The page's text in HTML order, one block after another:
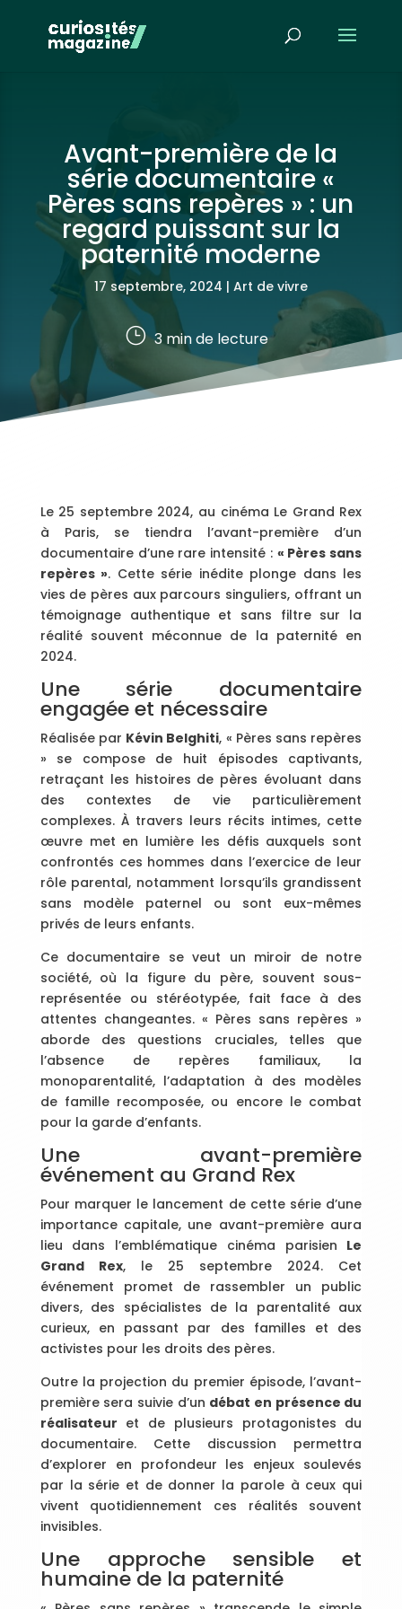
Avant-première de la
série documentaire «
Pères sans repères » : un
regard puissant sur la
paternité moderne
17 septembre, 2024 | Art de vivre
} 3min de lecture
Le 25 septembre 2024, au cinéma Le Grand Rex
à Paris, se tiendra l’avant-première d’un
documentaire d’une rare intensité : « Pères sans
repères ». Cette série inédite plonge dans les
vies de pères aux parcours singuliers, offrant un
témoignage authentique et sans filtre sur la
réalité souvent méconnue de la paternité en
2024.
Une série documentaire
engagée et nécessaire
Réalisée par Kévin Belghiti, « Pères sans repères
» se compose de huit épisodes captivants,
retraçant les histoires de pères évoluant dans
des contextes de vie particulièrement
complexes. À travers leurs récits intimes, cette
œuvre met en lumière les défis auxquels sont
confrontés ces hommes dans l’exercice de leur
rôle parental, notamment lorsqu’ils grandissent
sans modèle paternel ou sont eux-mêmes
privés de leurs enfants.
Ce documentaire se veut un miroir de notre
société, où la figure du père, souvent sous-
représentée ou stéréotypée, fait face à des
attentes changeantes. « Pères sans repères »
aborde des questions cruciales, telles que
l’absence de repères familiaux, la
monoparentalité, l’adaptation à des modèles
de famille recomposée, ou encore le combat
pour la garde d’enfants.
Une avant-première
événement au Grand Rex
Pour marquer le lancement de cette série d’une
importance capitale, une avant-première aura
lieu dans l’emblématique cinéma parisien Le
Grand Rex, le 25 septembre 2024. Cet
événement promet de rassembler un public
divers, des spécialistes de la parentalité aux
curieux, en passant par des familles et des
activistes pour les droits des pères.
Outre la projection du premier épisode, l’avant-
première sera suivie d’un débat en présence du
réalisateur et de plusieurs protagonistes du
documentaire. Cette discussion permettra
d’explorer en profondeur les enjeux soulevés
par la série et de donner la parole à ceux qui
vivent quotidiennement ces réalités souvent
invisibles.
Une approche sensible et
humaine de la paternité